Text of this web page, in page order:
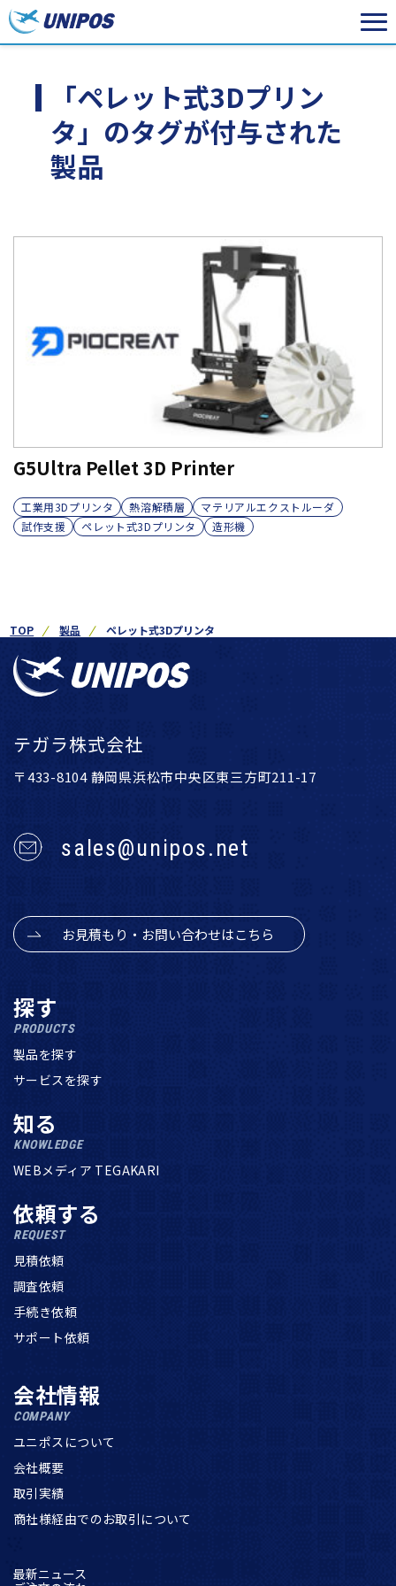
「ペレット式3Dプリン
タ」のタグが付与された
製品
G5Ultra Pellet 3D Printer
工業用3Dプリンタ 熱溶解積層
マテリアルエクストルーダ
試作支援
ペレット式3Dプリンタ 造形機
TOP 製品 ペレット式3Dプリンタ
テガラ株式会社
〒433-8104 静岡県浜松市中央区東三方町211-17
sales@unipos.net
お見積もり・お問い合わせはこちら
探す
PRODUCTS
製品を探す
サービスを探す
知る
KNOWLEDGE
WEBメディア TEGAKARI
依頼する
REQUEST
見積依頼
調査依頼
手続き依頼
サポート依頼
会社情報
COMPANY
ユニポスについて
会社概要
取引実績
商社様経由でのお取引について
最新ニュース